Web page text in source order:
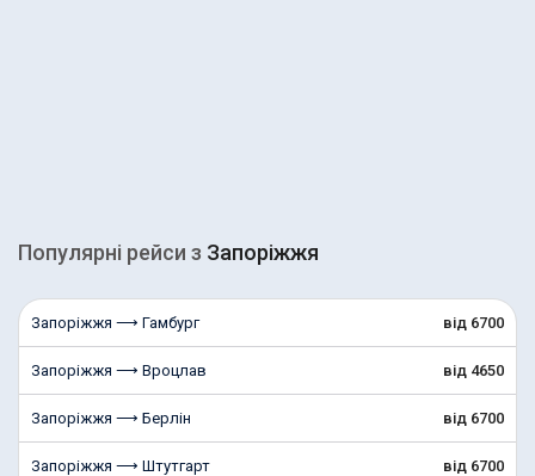
Популярні рейcи з Запоріжжя
Запоріжжя ⟶ Гамбург від 6700
Запоріжжя ⟶ Вроцлав від 4650
Запоріжжя ⟶ Берлін від 6700
Запоріжжя ⟶ Штутгарт від 6700